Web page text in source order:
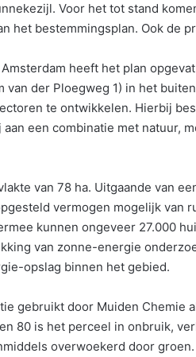
Voor het tot stand
het bestemmingsplan. Ook de
heeft het plan
van der Ploegweg 1) in het
te ontwikkelen. Hierbij
een combinatie met natuur,
van 78 ha. Uitgaande van
vermogen mogelijk van
kunnen ongeveer 27.000
van zonne-energie
opslag binnen het gebied.
gebruikt door Muiden Chemie
80 is het perceel in onbruik,
overwoekerd door